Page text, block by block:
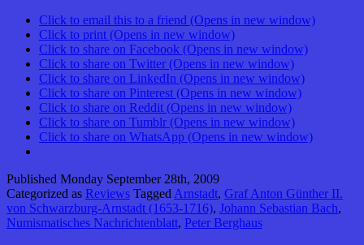
Click to email this to a friend (Opens in new window)
Click to print (Opens in new window)
Click to share on Facebook (Opens in new window)
Click to share on Twitter (Opens in new window)
Click to share on LinkedIn (Opens in new window)
Click to share on Pinterest (Opens in new window)
Click to share on Reddit (Opens in new window)
Click to share on Tumblr (Opens in new window)
Click to share on WhatsApp (Opens in new window)
Published Monday September 28th, 2009
Categorized as Reviews Tagged Arnstadt, Graf Anton Günther II.
von Schwarzburg-Arnstadt (1653-1716), Johann Sebastian Bach,
Numismatisches Nachrichtenblatt, Peter Berghaus